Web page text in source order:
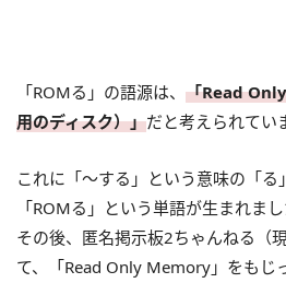
「ROMる」の語源は、 「Read
用のディスク）」だと考えられてい
これに「～する」という意味の「る
「ROMる」という単語が生まれまし
その後、匿名掲示板2ちゃんねる（
て、「Read Only Memory」をもじ